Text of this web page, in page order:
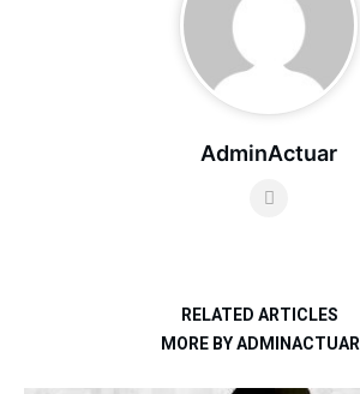
AdminActuar
RELATED ARTICLES
MORE BY ADMINACTUAR